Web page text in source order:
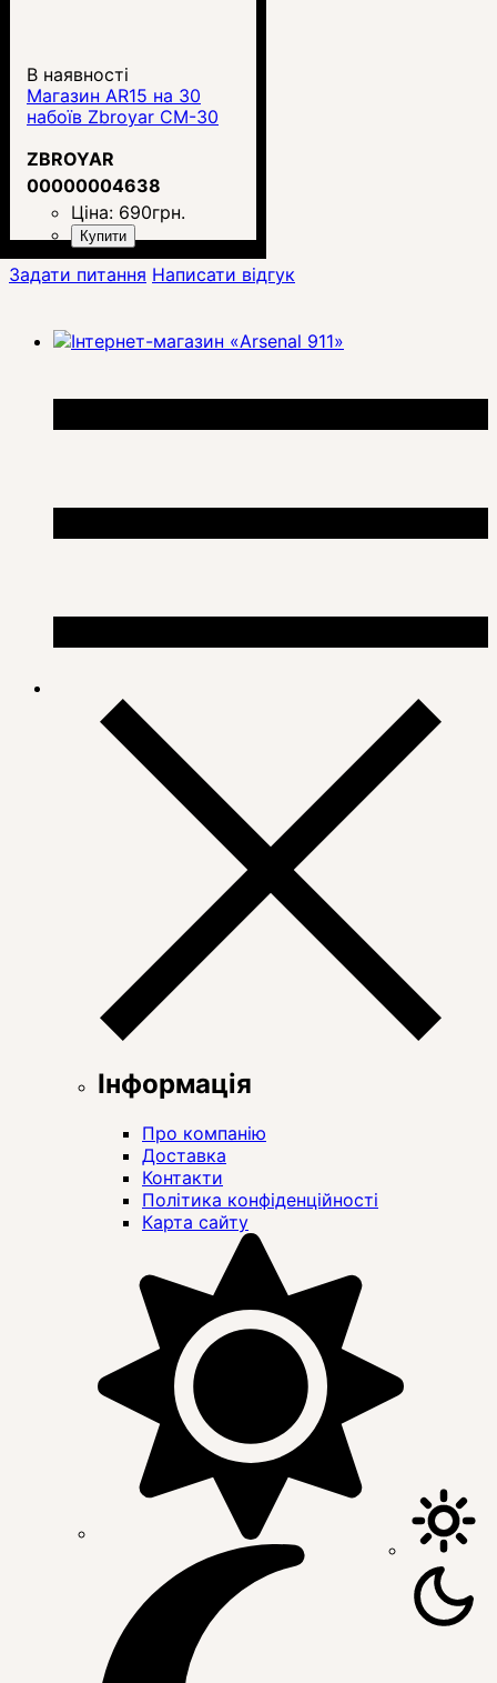
В наявності
Магазин AR15 на 30
набоїв Zbroyar CM-30
ZBROYAR
00000004638
Ціна: 690грн.
Купити
Задати питання Написати відгук
Інформація
Про компанію
Доставка
Контакти
Політика конфіденційності
Карта сайту